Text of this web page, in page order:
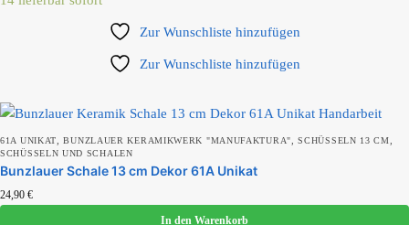
Zur Wunschliste hinzufügen
Zur Wunschliste hinzufügen
61A UNIKAT,BUNZLAUER KERAMIKWERK "MANUFAKTURA",SCHÜSSELN 13 CM,
SCHÜSSELN UND SCHALEN
Bunzlauer Schale 13 cm Dekor 61A Unikat
24,90 €
In den Warenkorb